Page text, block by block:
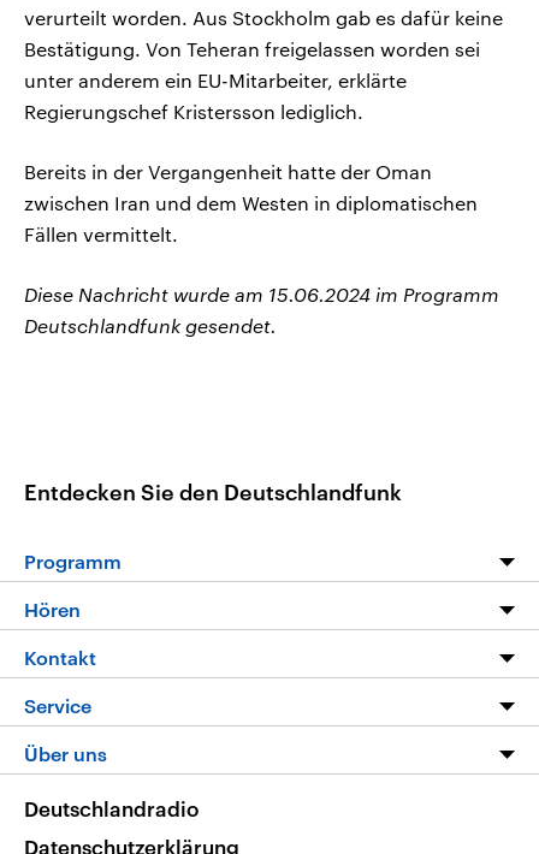
verurteilt worden. Aus Stockholm gab es dafür keine
Bestätigung. Von Teheran freigelassen worden sei
unter anderem ein EU-Mitarbeiter, erklärte
Regierungschef Kristersson lediglich.
Bereits in der Vergangenheit hatte der Oman
zwischen Iran und dem Westen in diplomatischen
Fällen vermittelt.
Diese Nachricht wurde am 15.06.2024 im Programm
Deutschlandfunk gesendet.
Entdecken Sie den Deutschlandfunk
Programm
Programm
Die Nachrichten
Nachrichtenleicht
Neue Beiträge auf dlf.de
Hören
Livestream
Podcasts
Deutschlandfunk App
Nachrichten App
Frequenzen
Kontakt
Hörerservice
Service
FAQ
Veranstaltungen
Über uns
Deutschlandradio
Datenschutzerklärung